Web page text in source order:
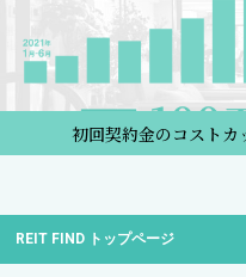
初回契約金のコストカ
REIT FIND トップページ